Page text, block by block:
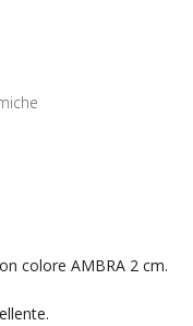
colore AMBRA 2 cm.